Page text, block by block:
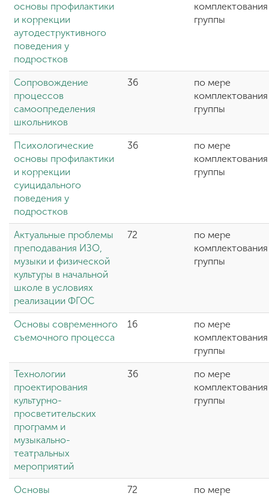
основы профилактики
и коррекции
аутодеструктивного
поведения у
подростков
комплектования
группы
Сопровождение
процессов
самоопределения
школьников
36
по мере
комплектования
группы
Психологические
основы профилактики
и коррекции
суицидального
поведения у
подростков
36
по мере
комплектования
группы
Актуальные проблемы
преподавания ИЗО,
музыки и физической
культуры в начальной
школе в условиях
реализации ФГОС
72
по мере
комплектования
группы
Основы современного
съемочного процесса
16
по мере
комплектования
группы
Технологии
проектирования
культурно-
просветительских
программ и
музыкально-
театральных
мероприятий
36
по мере
комплектования
группы
Основы
72
по мере